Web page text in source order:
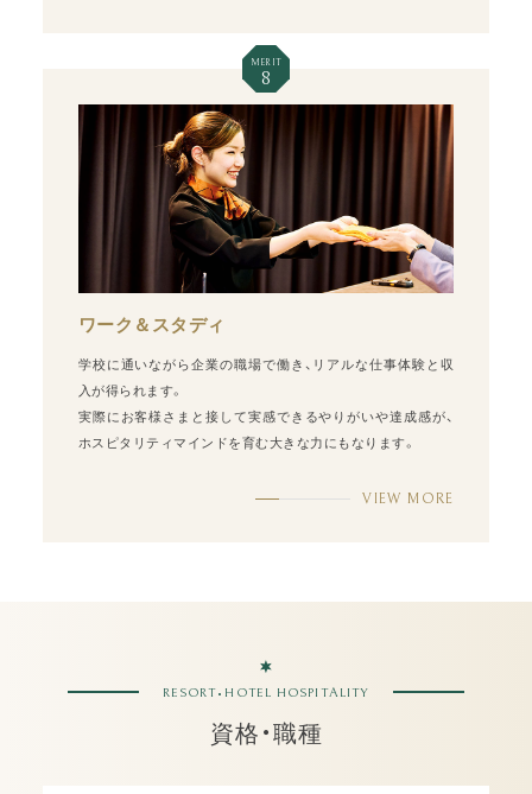
MERIT
8
ワーク＆スタディ
学校に通いながら企業の職場で働き、リアルな仕事体験と収
入が得られます。
実際にお客様さまと接して実感できるやりがいや達成感が、
ホスピタリティマインドを育む大きな力にもなります。
VIEW MORE
RESORT•HOTEL HOSPITALITY
資格・職種